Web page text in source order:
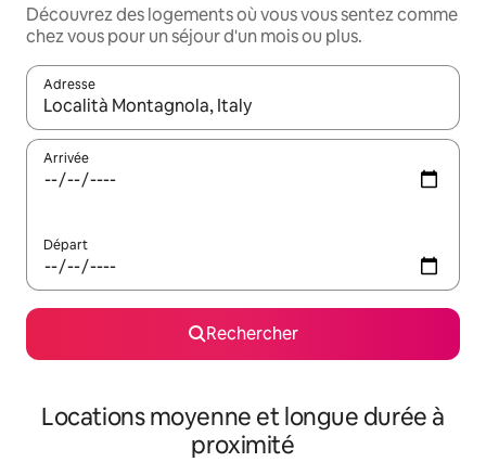
Découvrez des logements où vous vous sentez comme
chez vous pour un séjour d'un mois ou plus.
Adresse
Lorsque les résultats s'affichent, utilisez les flèches vers le
Arrivée
Départ
Rechercher
Locations moyenne et longue durée à
proximité